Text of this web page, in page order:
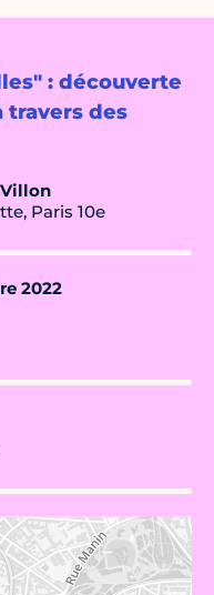
: découverte
des
Paris 10e
2022